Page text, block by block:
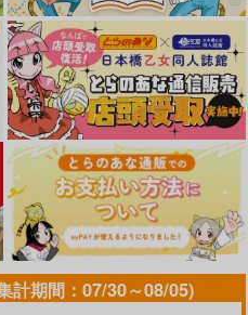
計期間：07/30～08/05)